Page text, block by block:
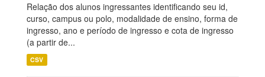
Relação dos alunos ingressantes identificando seu id,
curso, campus ou polo, modalidade de ensino, forma de
ingresso, ano e período de ingresso e cota de ingresso
(a partir de...
CSV